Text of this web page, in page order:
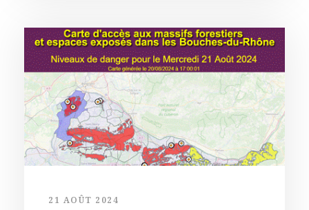
21 AOÛT 2024